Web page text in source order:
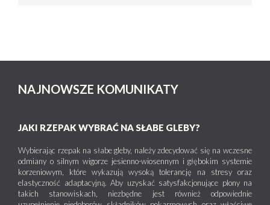
NAJNOWSZE KOMUNIKATY
JAKI RZEPAK WYBRAĆ NA SŁABE GLEBY?
Wybierając rzepak na słabe gleby, należy zdecydować się na wczesne
odmiany o silnym wigorze jesienno-wiosennym i głębokim systemie
korzeniowym, które wykazują wysoką tolerancję na stresy oraz
elastyczność adaptacyjną. Aby uzyskać satysfakcjonujące plony na
takich stanowiskach, niezbędne jest również odpowiednie